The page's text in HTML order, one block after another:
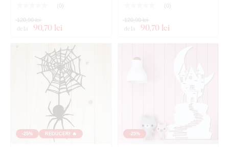
( 0 )
de la 90,70 lei
120,90 lei
( 0 )
de la 90,70 lei
120,90 lei
-25% REDUCERI 🔥 -25%